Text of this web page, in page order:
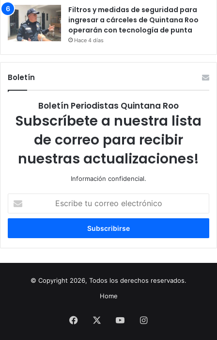
Filtros y medidas de seguridad para
ingresar a cárceles de Quintana Roo
operarán con tecnología de punta
Hace 4 días
Boletín
Boletín Periodistas Quintana Roo
Subscríbete a nuestra lista
de correo para recibir
nuestras actualizaciones!
Información confidencial.
correo
© Copyright 2026, Todos los derechos reservados.
Home
Facebook YouTubeInstagram